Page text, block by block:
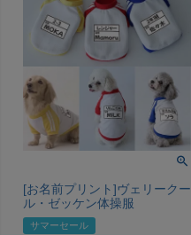
[お名前プリント]ヴェリークー
ル・ゼッケン体操服
サマーセール